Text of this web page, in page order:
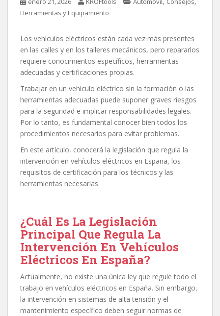
Herramientas y Equipamiento
Los vehículos eléctricos están cada vez más presentes
en las calles y en los talleres mecánicos, pero repararlos
requiere conocimientos específicos, herramientas
adecuadas y certificaciones propias.
Trabajar en un vehículo eléctrico sin la formación o las
herramientas adecuadas puede suponer graves riesgos
para la seguridad e implicar responsabilidades legales.
Por lo tanto, es fundamental conocer bien todos los
procedimientos necesarios para evitar problemas.
En este artículo, conocerá la legislación que regula la
intervención en vehículos eléctricos en España, los
requisitos de certificación para los técnicos y las
herramientas necesarias.
¿Cuál Es La Legislación
Principal Que Regula La
Intervención En Vehículos
Eléctricos En España?
Actualmente, no existe una única ley que regule todo el
trabajo en vehículos eléctricos en España. Sin embargo,
la intervención en sistemas de alta tensión y el
mantenimiento específico deben seguir normas de